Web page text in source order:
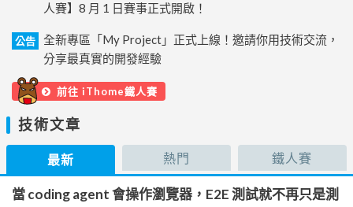
人賽】8 月 1 日賽事正式開啟！
公告
全新專區「My Project」正式上線！邀請你用技術交流，
分享最真實的開發經驗
前往 iThome鐵人賽
技術文章
最新 熱門 鐵人賽
當 coding agent 會操作瀏覽器，E2E 測試就不再只是測